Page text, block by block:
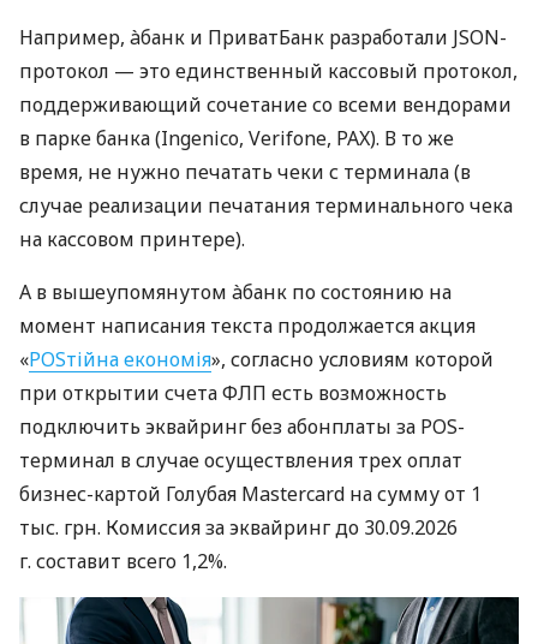
Например, àбанк и ПриватБанк разработали JSON-
протокол — это единственный кассовый протокол,
поддерживающий сочетание со всеми вендорами
в парке банка (Ingenico, Verifone, PAX). В то же
время, не нужно печатать чеки с терминала (в
случае реализации печатания терминального чека
на кассовом принтере).
А в вышеупомянутом àбанк по состоянию на
момент написания текста продолжается акция
«POSтійна економія», согласно условиям которой
при открытии счета ФЛП есть возможность
подключить эквайринг без абонплаты за POS-
терминал в случае осуществления трех оплат
бизнес-картой Голубая Mastercard на сумму от 1
тыс. грн. Комиссия за эквайринг до 30.09.2026
г. составит всего 1,2%.